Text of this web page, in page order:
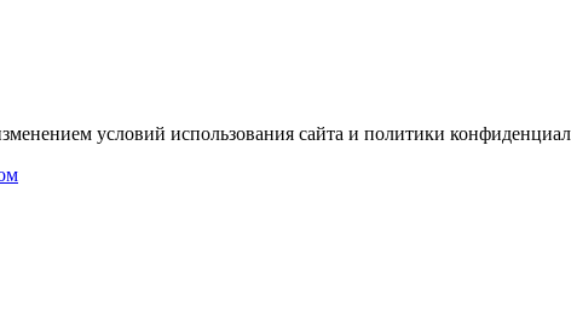
условий использования сайта и политики